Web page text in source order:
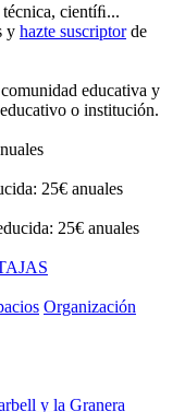
cientíﬁ...
y hazte suscriptor de
educativa y
o institución.
25€ anuales
25€ anuales
Organización
y la Granera